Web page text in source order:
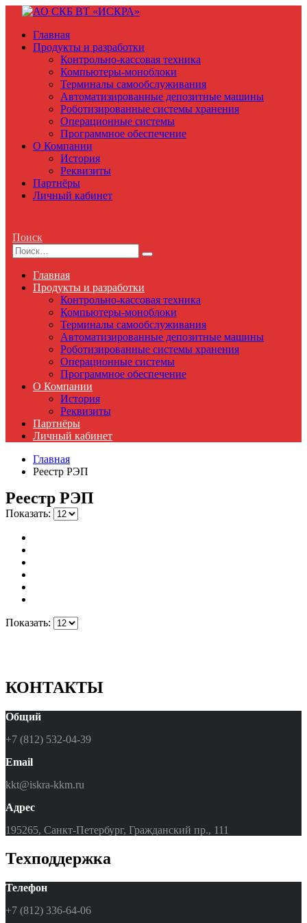
Главная
Продукты и разработки
Контрольно-кассовая техника
Компьютеры-моноблоки
Терминалы самообслуживания
Автоматизированные депозитные машины
Роботизированные системы хранения
Операционные системы
Программное обеспечение
О Компании
История
Реквизиты
Партнёры
Личный кабинет
Поиск
Главная
Продукты и разработки
Контрольно-кассовая техника
Компьютеры-моноблоки
Терминалы самообслуживания
Автоматизированные депозитные машины
Роботизированные системы хранения
Операционные системы
Программное обеспечение
О Компании
История
Реквизиты
Партнёры
Личный кабинет
Главная
Реестр РЭП
Реестр РЭП
Показать:
Показать:
КОНТАКТЫ
Общий
+7 (812) 532-04-39
Email
kkt@iskra-kkm.ru
Адрес
195265, Санкт-Петербург, Гражданский пр., 111
Техподдержка
Телефон
+7 (812) 336-64-06